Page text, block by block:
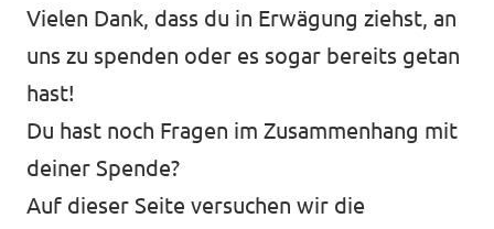
Vielen Dank, dass du in Erwägung ziehst, an
uns zu spenden oder es sogar bereits getan
hast!
Du hast noch Fragen im Zusammenhang mit
deiner Spende?
Auf dieser Seite versuchen wir die